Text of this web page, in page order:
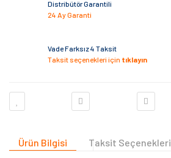
Distribütör Garantili
24 Ay Garanti
Vade Farksız 4 Taksit
Taksit seçenekleri için tıklayın
Ürün Bilgisi Taksit Seçenekleri